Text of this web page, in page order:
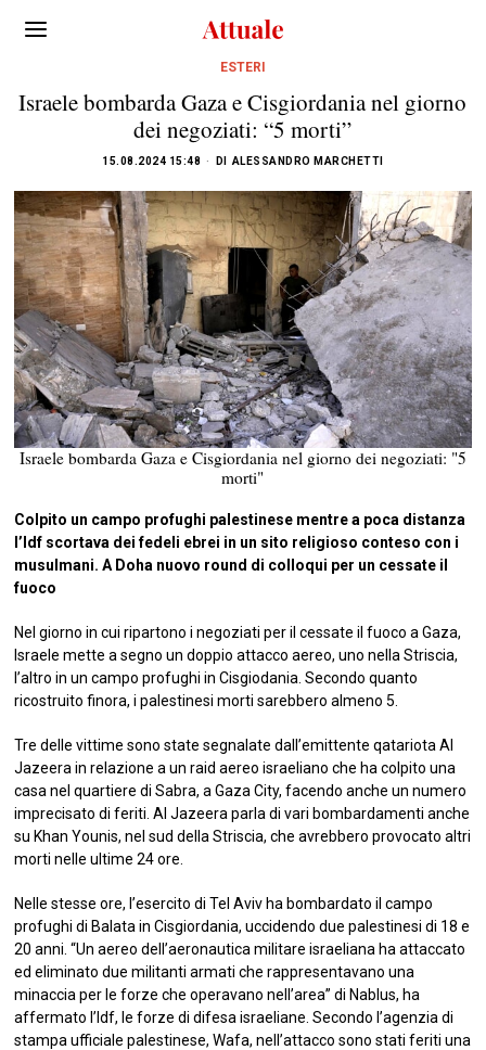
ESTERI
Israele bombarda Gaza e Cisgiordania nel giorno
dei negoziati: “5 morti”
15.08.2024 15:48 DI ALESSANDRO MARCHETTI
Israele bombarda Gaza e Cisgiordania nel giorno dei negoziati: "5
morti"
Colpito un campo profughi palestinese mentre a poca distanza
l’Idf scortava dei fedeli ebrei in un sito religioso conteso con i
musulmani. A Doha nuovo round di colloqui per un cessate il
fuoco
Nel giorno in cui ripartono i negoziati per il cessate il fuoco a Gaza,
Israele mette a segno un doppio attacco aereo, uno nella Striscia,
l’altro in un campo profughi in Cisgiodania. Secondo quanto
ricostruito finora, i palestinesi morti sarebbero almeno 5.
Tre delle vittime sono state segnalate dall’emittente qatariota Al
Jazeera in relazione a un raid aereo israeliano che ha colpito una
casa nel quartiere di Sabra, a Gaza City, facendo anche un numero
imprecisato di feriti. Al Jazeera parla di vari bombardamenti anche
su Khan Younis, nel sud della Striscia, che avrebbero provocato altri
morti nelle ultime 24 ore.
Nelle stesse ore, l’esercito di Tel Aviv ha bombardato il campo
profughi di Balata in Cisgiordania, uccidendo due palestinesi di 18 e
20 anni. “Un aereo dell’aeronautica militare israeliana ha attaccato
ed eliminato due militanti armati che rappresentavano una
minaccia per le forze che operavano nell’area” di Nablus, ha
affermato l’Idf, le forze di difesa israeliane. Secondo l’agenzia di
stampa ufficiale palestinese, Wafa, nell’attacco sono stati feriti una